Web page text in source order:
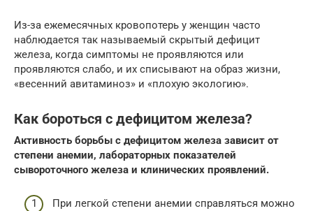
Из-за ежемесячных кровопотерь у женщин часто
наблюдается так называемый скрытый дефицит
железа, когда симптомы не проявляются или
проявляются слабо, и их списывают на образ жизни,
«весенний авитаминоз» и «плохую экологию».
Как бороться с дефицитом железа?
Активность борьбы с дефицитом железа зависит от
степени анемии, лабораторных показателей
сывороточного железа и клинических проявлений.
При легкой степени анемии справляться можно